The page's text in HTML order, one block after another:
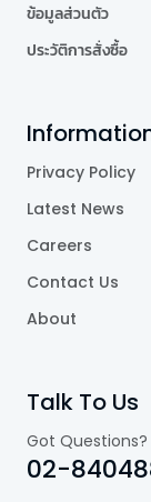
ข้อมูลส่วนตัว
ประวัติการสั่งซื้อ
Privacy Policy
Latest News
Careers
Contact Us
About
Talk To Us
Got Questions?
02-